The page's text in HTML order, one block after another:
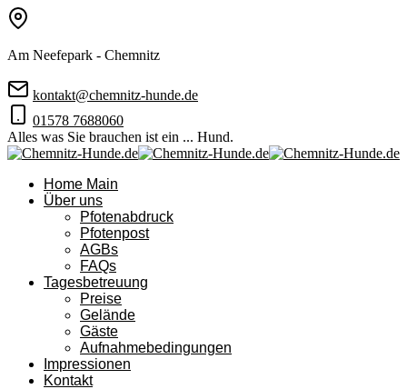
Am Neefepark - Chemnitz
kontakt@chemnitz-hunde.de
01578 7688060
Alles was Sie brauchen ist ein ... Hund.
Home Main
Über uns
Pfotenabdruck
Pfotenpost
AGBs
FAQs
Tagesbetreuung
Preise
Gelände
Gäste
Aufnahmebedingungen
Impressionen
Kontakt